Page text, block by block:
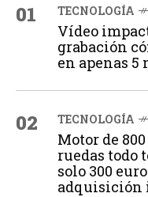
01 TECNOLOGÍA
Vídeo
grabación
en apenas 5
02 TECNOLOGÍA
Motor de
ruedas todo
solo 300
adquisición